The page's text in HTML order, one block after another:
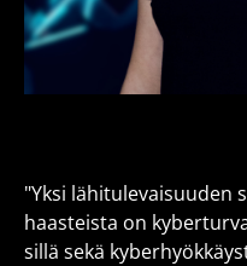
"Yksi lähitulevaisuuden
haasteista on
sillä sekä